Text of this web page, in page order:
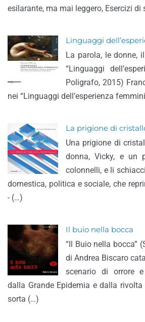
esilarante, ma mai leggero, Esercizi
Linguaggi
La parola, le donne,
“Linguaggi
Poligrafo, 2015)
nei “Linguaggi dell’esperienza
La prigione di
Una prigione di
donna, Vicky, e un
colonnelli, e li
domestica, politica e sociale, che
- (…)
Il buio nella bocca
“Il Buio nella bocca”
di Andrea Biscaro
scenario di orrore
dalla Grande Epidemia e dalla
sorta (…)